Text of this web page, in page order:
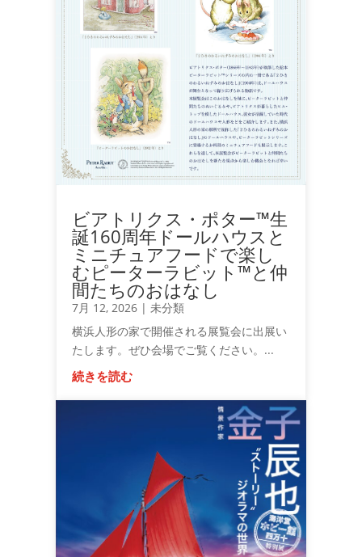
ビアトリクス・ポター™生
誕160周年ドールハウスと
ミニチュアフードで楽し
むピーターラビット™と仲
間たちのおはなし
7月 12, 2026| 未分類
横浜人形の家で開催される展覧会に出展い
たします。ぜひ会場でご覧ください。...
続きを読む